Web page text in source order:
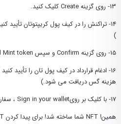
13- روی گزینه Create کلیک کنید.
14- تراکنش را در کیف پول کریپتوتان
)
15- روی گزینه Confirm و سپس Upload file and Mint token کلیک کنید.
16- ادغام قرارداد در کیف پول تان را تأیید
هزینه گس دریافت می شود.)
17- با کلیک بر رویSign in your wallet ، سفارش فروش را امضا کنید.